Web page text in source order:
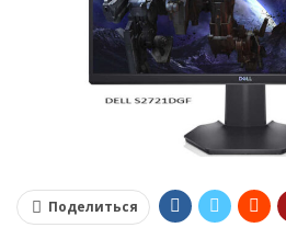
Поделиться